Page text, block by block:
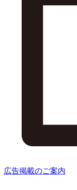
広告掲載のご案内